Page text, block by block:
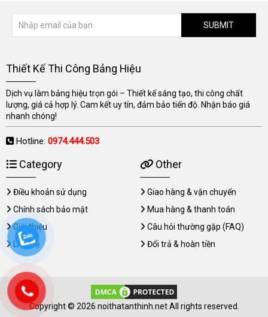
SUBMIT
Thiết Kế Thi Công Bảng Hiệu
Dịch vụ làm bảng hiệu trọn gói – Thiết kế sáng tạo, thi công chất
lượng, giá cả hợp lý. Cam kết uy tín, đảm bảo tiến độ. Nhận báo giá
nhanh chóng!
Hotline: 0974.444.503
Category
Điều khoản sử dụng
Chính sách bảo mật
Giới thiệu
Liên hệ
Other
Giao hàng & vận chuyển
Mua hàng & thanh toán
Câu hỏi thường gặp (FAQ)
Đổi trả & hoàn tiền
Copyright © 2026 noithatanthinh.net All rights reserved.